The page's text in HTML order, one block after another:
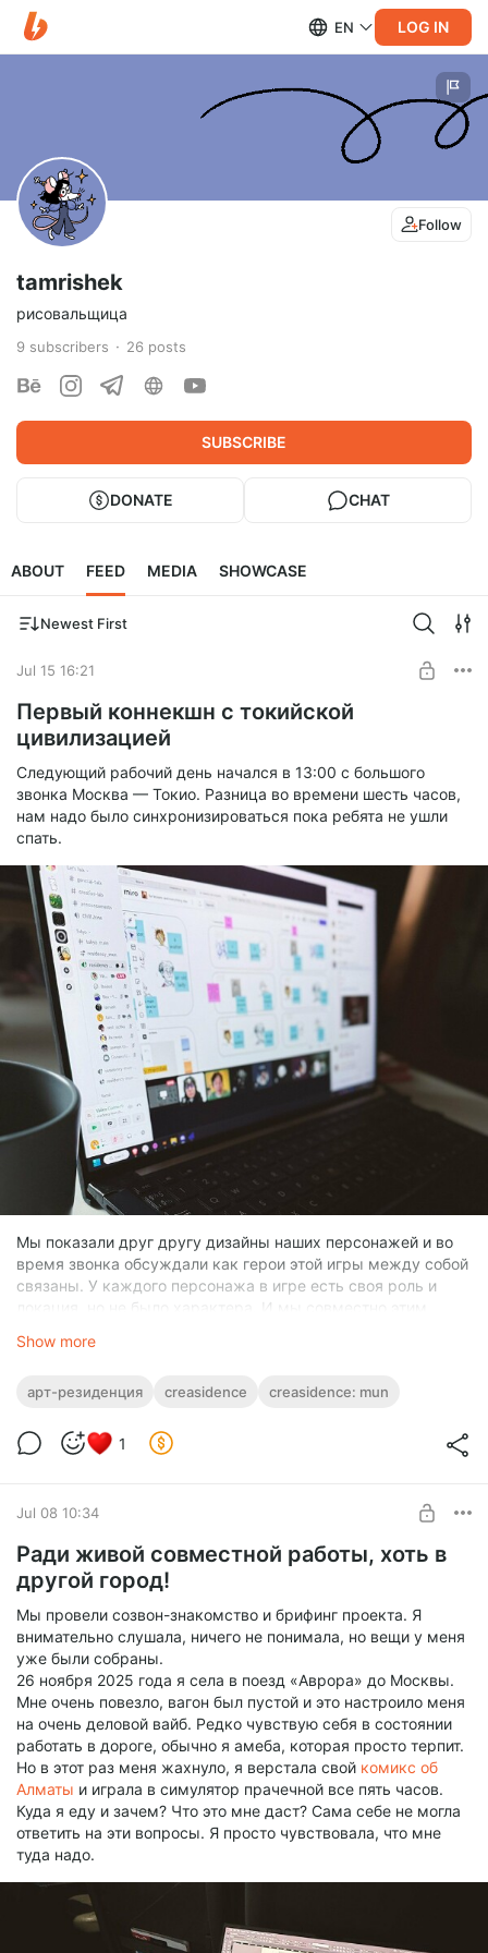
EN LOG IN
Follow
tamrishek
рисовальщица
9 subscribers 26 posts
SUBSCRIBE
DONATE CHAT
ABOUT FEED MEDIA SHOWCASE
Newest First
Jul 15 16:21
Первый коннекшн с токийской
цивилизацией
Следующий рабочий день начался в 13:00 с большого
звонка Москва — Токио. Разница во времени шесть часов,
нам надо было синхронизироваться пока ребята не ушли
спать.
Мы показали друг другу дизайны наших персонажей и во
время звонка обсуждали как герои этой игры между собой
связаны. У каждого персонажа в игре есть своя роль и
локация, но не было характера. И мы совместно этим
Show more
арт-резиденция creasidence creasidence: mun
1
Jul 08 10:34
Ради живой совместной работы, хоть в
другой город!
Мы провели созвон-знакомство и брифинг проекта. Я
внимательно слушала, ничего не понимала, но вещи у меня
уже были собраны.
26 ноября 2025 года я села в поезд «Аврора» до Москвы.
Мне очень повезло, вагон был пустой и это настроило меня
на очень деловой вайб. Редко чувствую себя в состоянии
работать в дороге, обычно я амеба, которая просто терпит.
Но в этот раз меня жахнуло, я верстала свой комикс об
Алматы и играла в симулятор прачечной все пять часов.
Куда я еду и зачем? Что это мне даст? Сама себе не могла
ответить на эти вопросы. Я просто чувствовала, что мне
туда надо.